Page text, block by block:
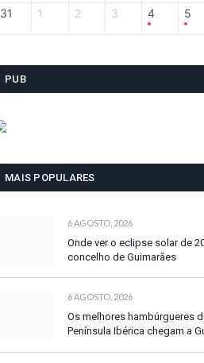
31 1 2 3 4 5
PUB
MAIS POPULARES
6 AGOSTO, 2026
Onde ver o eclipse solar de
concelho de Guimarães
6 AGOSTO, 2026
Os melhores hambúrgueres
Península Ibérica chegam a